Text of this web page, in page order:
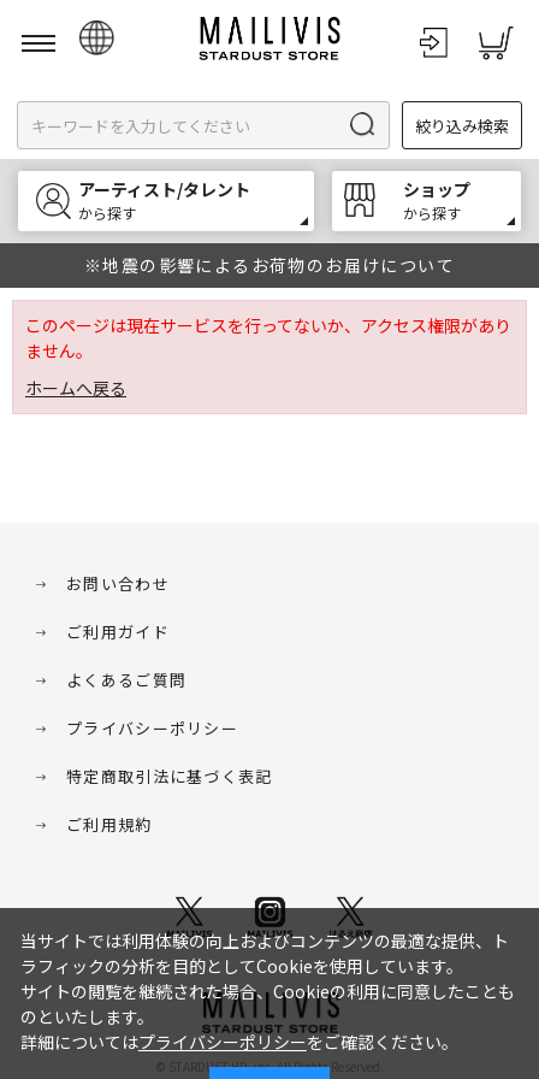
English
한국어
中文
絞り込み検索
アーティスト/タレント
から探す
ショップ
から探す
※地震の影響によるお荷物のお届けについて
このページは現在サービスを行ってないか、アクセス権限があり
ません。
ホームへ戻る
お問い合わせ
ご利用ガイド
よくあるご質問
プライバシーポリシー
特定商取引法に基づく表記
ご利用規約
© STARDUST HD. inc. All Rights Reserved.
当サイトでは利用体験の向上およびコンテンツの最適な提供、ト
ラフィックの分析を目的としてCookieを使用しています。
サイトの閲覧を継続された場合、Cookieの利用に同意したことも
のといたします。
詳細についてはプライバシーポリシーをご確認ください。